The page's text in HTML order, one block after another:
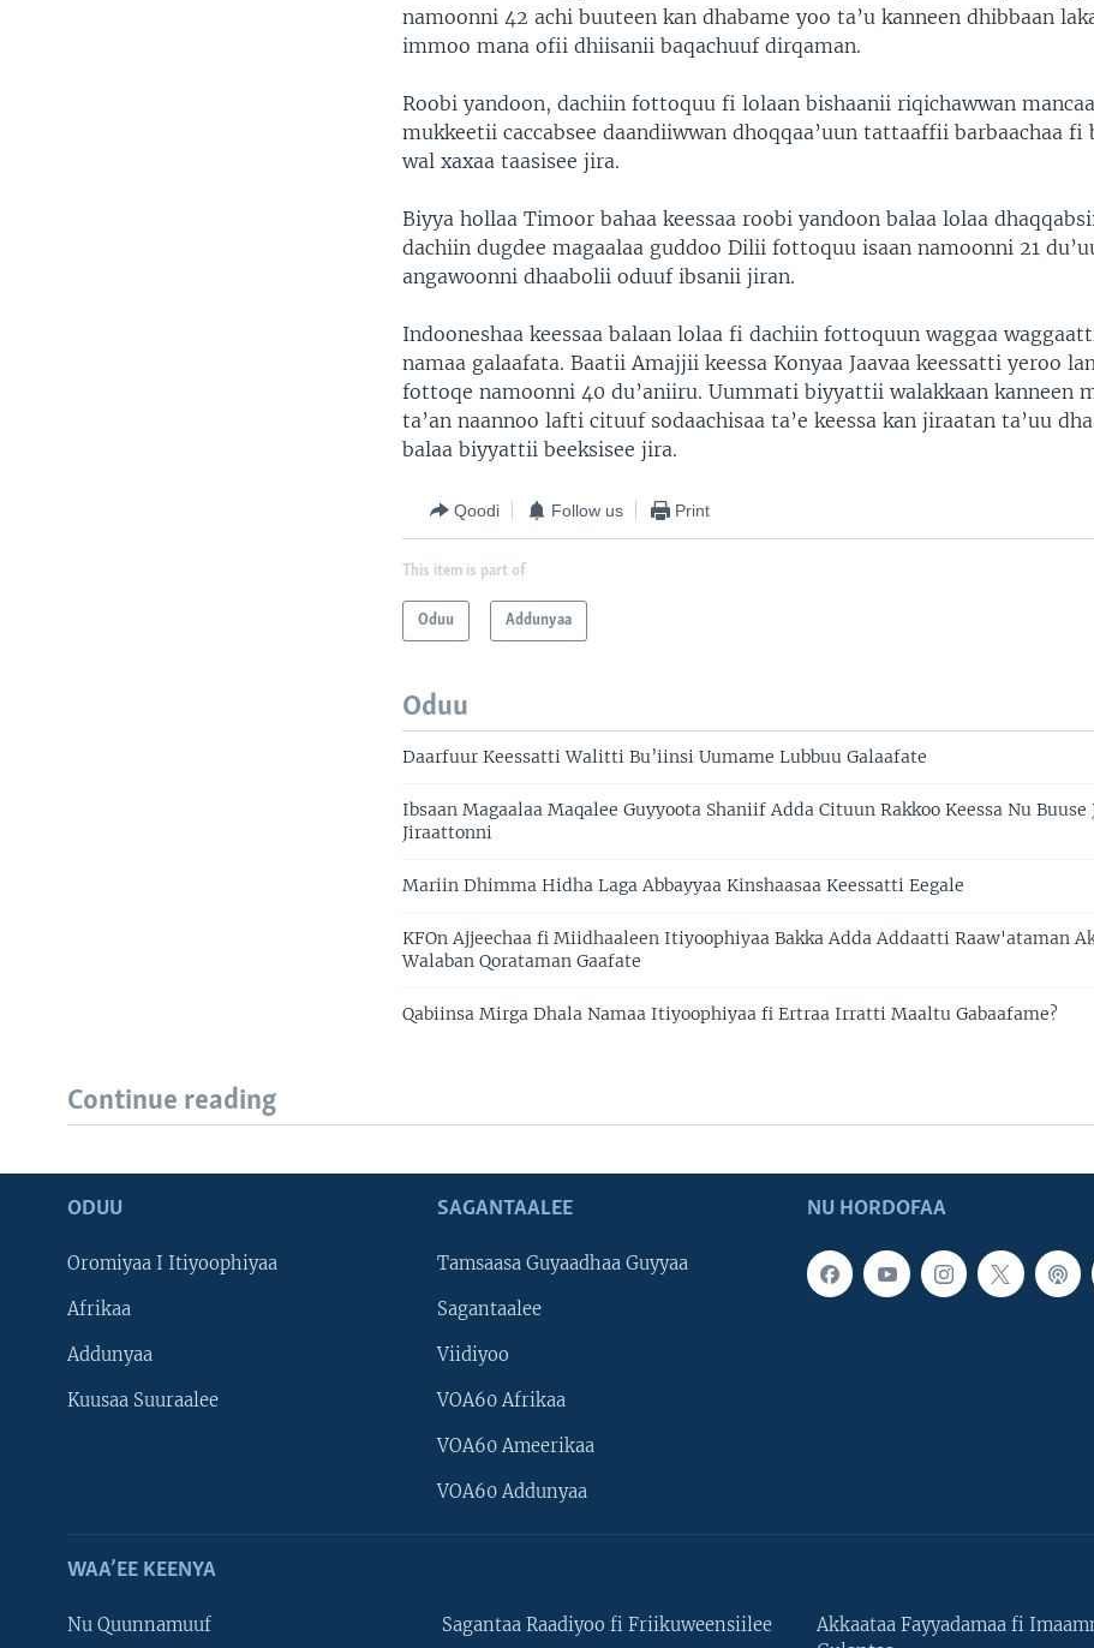
namoonni 42 achi buuteen kan dhabame yoo ta’u kanneen dhibbaan
immoo mana ofii dhiisanii baqachuuf dirqaman.
Roobi yandoon, dachiin fottoquu fi lolaan bishaanii riqichawwan
mukkeetii caccabsee daandiiwwan dhoqqaa’uun tattaaffii barbaachaa fi
wal xaxaa taasisee jira.
Biyya hollaa Timoor bahaa keessaa roobi yandoon balaa lolaa
dachiin dugdee magaalaa guddoo Dilii fottoquu isaan namoonni 21
angawoonni dhaabolii oduuf ibsanii jiran.
Indooneshaa keessaa balaan lolaa fi dachiin fottoquun waggaa
namaa galaafata. Baatii Amajjii keessa Konyaa Jaavaa keessatti yeroo
fottoqe namoonni 40 du’aniiru. Uummati biyyattii walakkaan kanneen
ta’an naannoo lafti cituuf sodaachisaa ta’e keessa kan jiraatan ta’uu
balaa biyyattii beeksisee jira.
Qoodi Follow us Print
This item is part of
Oduu Addunyaa
Oduu
Daarfuur Keessatti Walitti Bu’iinsi Uumame Lubbuu Galaafate
Ibsaan Magaalaa Maqalee Guyyoota Shaniif Adda Cituun Rakkoo Keessa Nu Buuse
Jiraattonni
Mariin Dhimma Hidha Laga Abbayyaa Kinshaasaa Keessatti Eegale
KFOn Ajjeechaa fi Miidhaaleen Itiyoophiyaa Bakka Adda Addaatti Raaw'ataman
Walaban Qorataman Gaafate
Qabiinsa Mirga Dhala Namaa Itiyoophiyaa fi Ertraa Irratti Maaltu Gabaafame?
Continue reading
NU HORDOFAA
ODUU
Oromiyaa I Itiyoophiyaa
Afrikaa
Addunyaa
Kuusaa Suuraalee
SAGANTAALEE
Tamsaasa Guyaadhaa Guyyaa
Sagantaalee
Viidiyoo
VOA60 Afrikaa
VOA60 Ameerikaa
VOA60 Addunyaa
WAA’EE KEENYA
Nu Quunnamuuf Sagantaa Raadiyoo fi Friikuweensiilee
Akkaataa Fayyadamaa fi